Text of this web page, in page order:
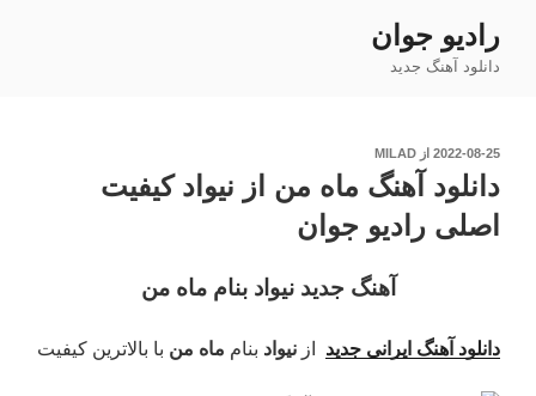
محتوا
رادیو جوان
دانلود آهنگ جدید
نوشته‌شده
2022-08-25 از MILAD
دانلود آهنگ ماه من از نیواد کیفیت
اصلی رادیو جوان
آهنگ جدید نیواد بنام ماه من
دانلود آهنگ ایرانی جدید ازنیواد بنام ماه من با بالاترین کیفیت